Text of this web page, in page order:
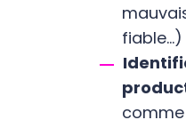
fiable…)